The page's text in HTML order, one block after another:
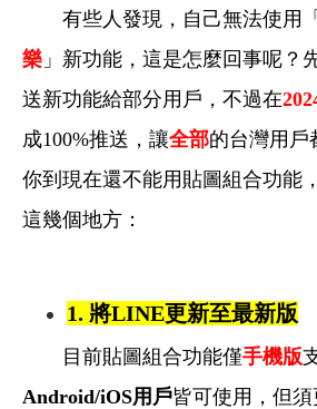
有些人發現，自己無法使用「
樂 」新功能，這是怎麼回事呢？
送新功能給部分用戶，不過在
成100%推送，讓全部的台灣用戶
你到現在還不能用貼圖組合功能
這幾個地方：
1. 將LINE更新至最新版
目前貼圖組合功能僅手機版
Android/iOS用戶皆可使用，但